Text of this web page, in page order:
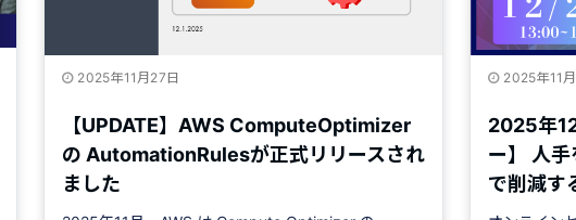
2025年11月27日
【UPDATE】AWS ComputeOptimizer
の AutomationRulesが正式リリースされ
ました
2025年11
2025年
ー】 人
で削減す